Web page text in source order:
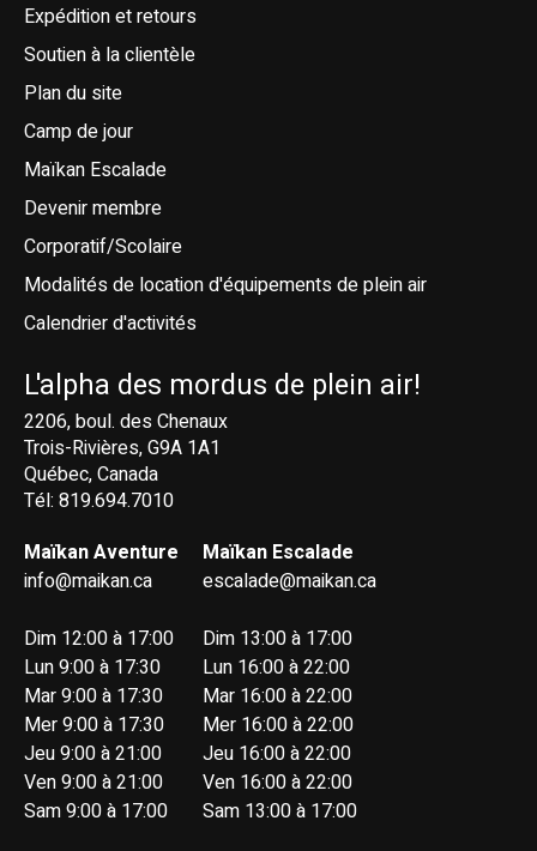
Expédition et retours
Soutien à la clientèle
Plan du site
Camp de jour
Maïkan Escalade
Devenir membre
Corporatif/Scolaire
Modalités de location d'équipements de plein air
Calendrier d'activités
L'alpha des mordus de plein air!
2206, boul. des Chenaux
Trois-Rivières, G9A 1A1
Québec, Canada
Tél: 819.694.7010
Maïkan Aventure
info@maikan.ca
Dim 12:00 à 17:00
Lun 9:00 à 17:30
Mar 9:00 à 17:30
Mer 9:00 à 17:30
Jeu 9:00 à 21:00
Ven 9:00 à 21:00
Sam 9:00 à 17:00
Maïkan Escalade
escalade@maikan.ca
Dim 13:00 à 17:00
Lun 16:00 à 22:00
Mar 16:00 à 22:00
Mer 16:00 à 22:00
Jeu 16:00 à 22:00
Ven 16:00 à 22:00
Sam 13:00 à 17:00